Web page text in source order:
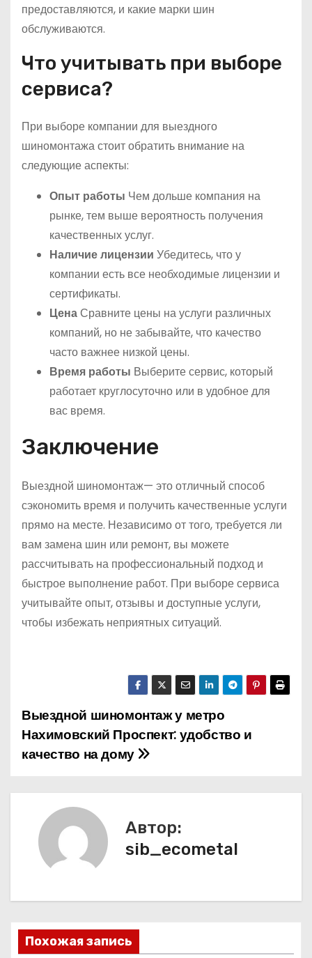
предоставляются, и какие марки шин
обслуживаются.
Что учитывать при выборе
сервиса?
При выборе компании для выездного
шиномонтажа стоит обратить внимание на
следующие аспекты:
Опыт работы Чем дольше компания на
рынке, тем выше вероятность получения
качественных услуг.
Наличие лицензии Убедитесь, что у
компании есть все необходимые лицензии и
сертификаты.
ЦенаСравните цены на услуги различных
компаний, но не забывайте, что качество
часто важнее низкой цены.
Время работы Выберите сервис, который
работает круглосуточно или в удобное для
вас время.
Заключение
Выездной шиномонтаж— это отличный способ
сэкономить время и получить качественные услуги
прямо на месте. Независимо от того, требуется ли
вам замена шин или ремонт, вы можете
рассчитывать на профессиональный подход и
быстрое выполнение работ. При выборе сервиса
учитывайте опыт, отзывы и доступные услуги,
чтобы избежать неприятных ситуаций.
Н
а
ц
и
Выездной шиномонтаж у метро
Нахимовский Проспект: удобство и
качество на дому
Автор:
sib_ecometal
Похожая запись